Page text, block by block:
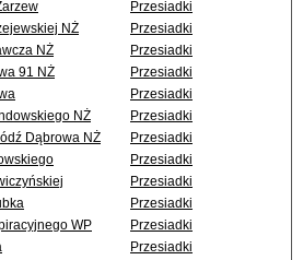
Przesiadki
NŻ
Przesiadki
NŻ
Przesiadki
91 NŻ
Przesiadki
Przesiadki
NŻ
Przesiadki
Dąbrowa NŻ
Przesiadki
Przesiadki
Przesiadki
Przesiadki
WP
Przesiadki
Przesiadki